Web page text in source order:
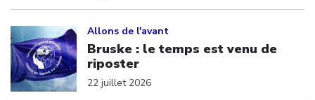
Allons de l'avant
Bruske : le temps est venu de
riposter
22 juillet 2026